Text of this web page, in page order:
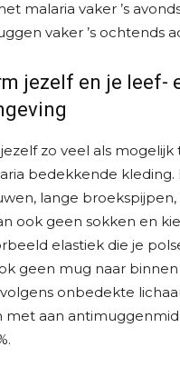
malaria vaker ’s
vaker ’s ochtends
jezelf en je leef-
zo veel als
bedekkende kleding.
lange
ook geen sokken en
elastiek die je
geen mug naar binnen
onbedekte
met aan